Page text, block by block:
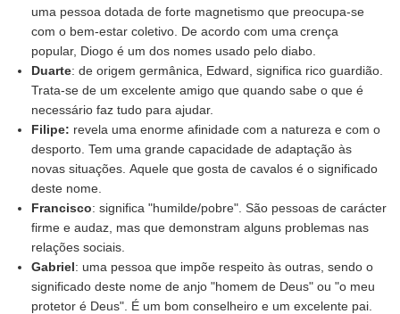
uma pessoa dotada de forte magnetismo que preocupa-se
com o bem-estar coletivo. De acordo com uma crença
popular, Diogo é um dos nomes usado pelo diabo.
Duarte: de origem germânica, Edward, significa rico guardião.
Trata-se de um excelente amigo que quando sabe o que é
necessário faz tudo para ajudar.
Filipe: revela uma enorme afinidade com a natureza e com o
desporto. Tem uma grande capacidade de adaptação às
novas situações. Aquele que gosta de cavalos é o significado
deste nome.
Francisco: significa "humilde/pobre". São pessoas de carácter
firme e audaz, mas que demonstram alguns problemas nas
relações sociais.
Gabriel: uma pessoa que impõe respeito às outras, sendo o
significado deste nome de anjo "homem de Deus" ou "o meu
protetor é Deus". É um bom conselheiro e um excelente pai.